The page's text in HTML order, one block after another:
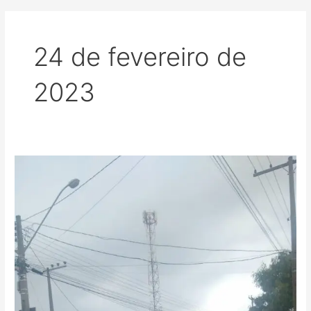
24 de fevereiro de
2023
bicicleta,
morador
de
rua
é
agredido